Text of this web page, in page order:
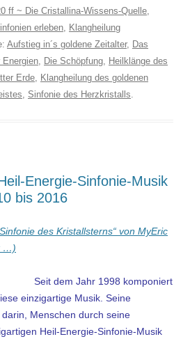
ff ~ Die Cristallina-Wissens-Quelle,
erleben, Klangheilung
Aufstieg in´s goldene Zeitalter, Das
Energien, Die Schöpfung, Heilklänge des
Erde, Klangheilung des goldenen
, Sinfonie des Herzkristalls.
Energie-Sinfonie-Musik
bis 2016
des Kristallsterns“ von MyEric
…)
Seit dem Jahr 1998 komponiert
einzigartige Musik. Seine
Menschen durch seine
Heil-Energie-Sinfonie-Musik